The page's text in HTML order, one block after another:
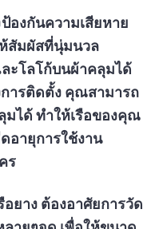
ป้องกันความเสียหาย
สัมผัสที่นุ่มนวล
ะโลโก้บนผ้าคลุมได้
การติดตั้ง คุณสามารถ
มได้ ทำให้เรือของคุณ
อายุการใช้งาน
ร
ยาง ต้องอาศัยการวัด